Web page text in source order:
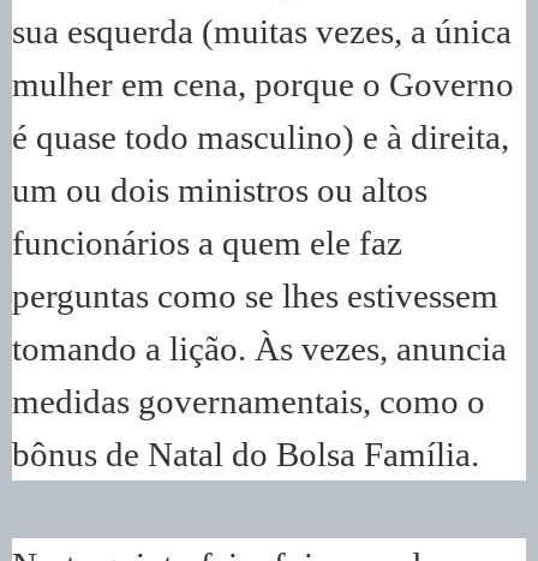
sua esquerda (muitas vezes, a única
mulher em cena, porque o Governo
é quase todo masculino) e à direita,
um ou dois ministros ou altos
funcionários a quem ele faz
perguntas como se lhes estivessem
tomando a lição. Às vezes, anuncia
medidas governamentais, como o
bônus de Natal do Bolsa Família.